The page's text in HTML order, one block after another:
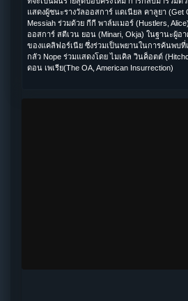
แสดงผู้ชนะรางวัลออสการ์ แดเนียล คาลูยา (Get
Messiah ร่วมด้วย กีกี พาล์มเมอร์ (Hustlers,
ออสการ์ สตีเวน ยอน (Minari, Okja) ในฐานะผู้อ
ของแคลิฟอร์เนีย ซึ่งร่วมเป็นพยานในการค้นพบ
กลัว Nope ร่วมแสดงโดย ไมเคิล วินค็อตต์
ดอน เพเรีย(The OA, American Insurrection)